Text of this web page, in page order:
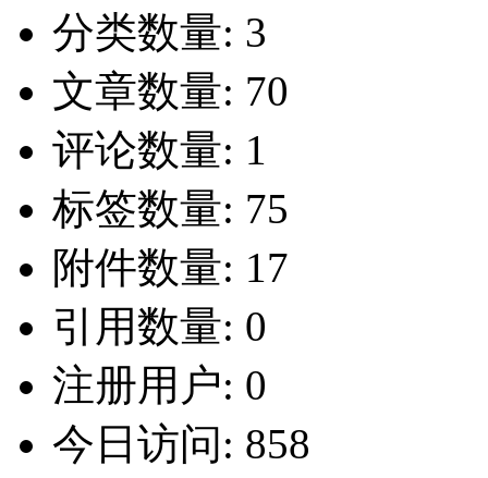
分类数量: 3
文章数量: 70
评论数量: 1
标签数量: 75
附件数量: 17
引用数量: 0
注册用户: 0
今日访问: 858